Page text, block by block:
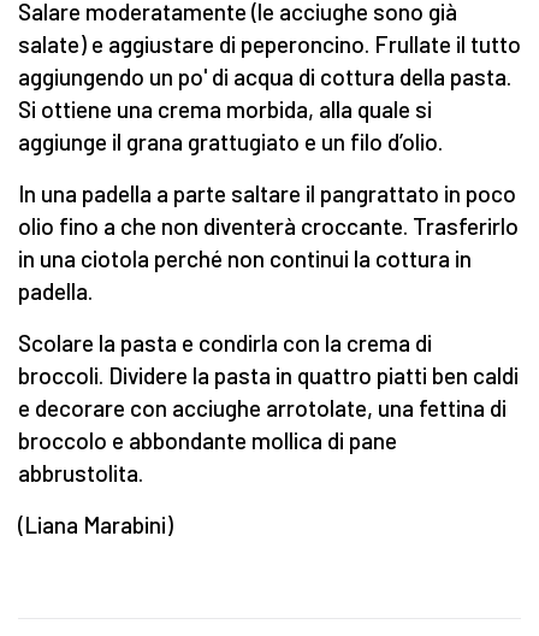
Salare moderatamente (le acciughe sono già
salate) e aggiustare di peperoncino. Frullate il tutto
aggiungendo un po' di acqua di cottura della pasta.
Si ottiene una crema morbida, alla quale si
aggiunge il grana grattugiato e un filo d’olio.
In una padella a parte saltare il pangrattato in poco
olio fino a che non diventerà croccante. Trasferirlo
in una ciotola perché non continui la cottura in
padella.
Scolare la pasta e condirla con la crema di
broccoli. Dividere la pasta in quattro piatti ben caldi
e decorare con acciughe arrotolate, una fettina di
broccolo e abbondante mollica di pane
abbrustolita.
(Liana Marabini)